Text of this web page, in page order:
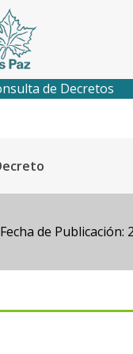
de Decretos
Fecha de Publicación: